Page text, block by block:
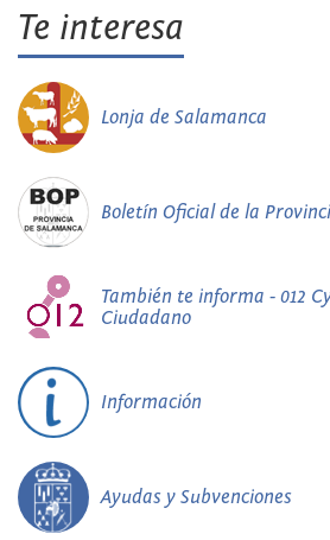
Te interesa
Lonja de Salamanca
Boletín Oficial de la
También te informa - 012
Ciudadano
Información
Ayudas y Subvenciones